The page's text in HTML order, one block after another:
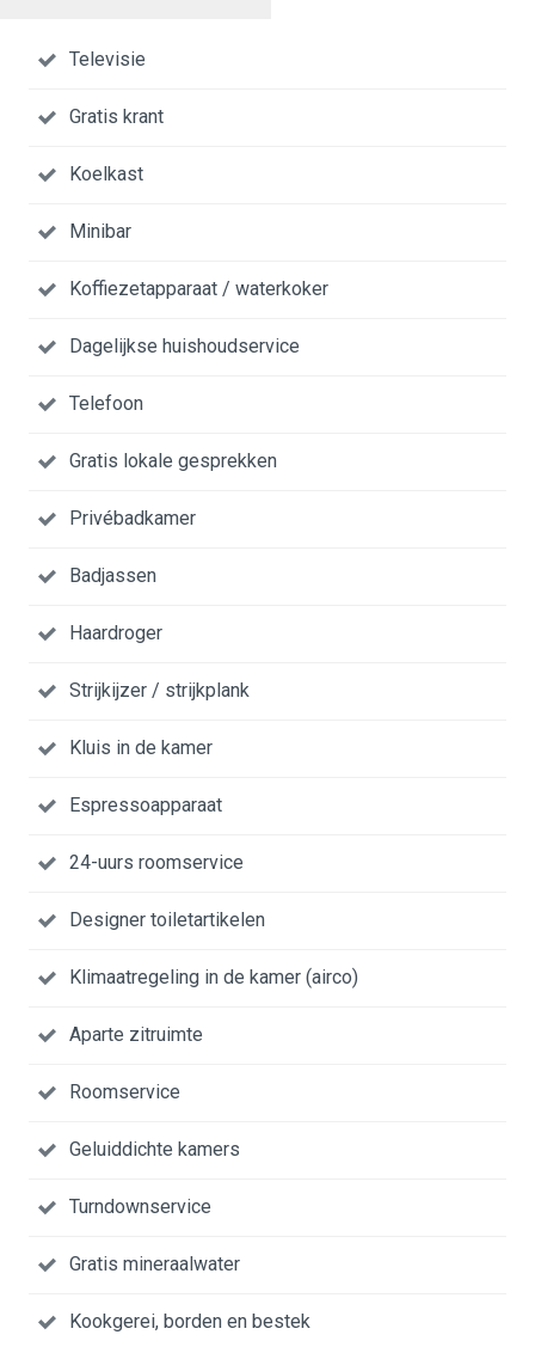
Televisie
Gratis krant
Koelkast
Minibar
Koffiezetapparaat / waterkoker
Dagelijkse huishoudservice
Telefoon
Gratis lokale gesprekken
Privébadkamer
Badjassen
Haardroger
Strijkijzer / strijkplank
Kluis in de kamer
Espressoapparaat
24-uurs roomservice
Designer toiletartikelen
Klimaatregeling in de kamer (airco)
Aparte zitruimte
Roomservice
Geluiddichte kamers
Turndownservice
Gratis mineraalwater
Kookgerei, borden en bestek